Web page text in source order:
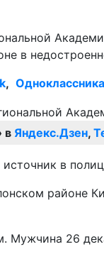
в
,
в Яндекс.Дзен,
в
районе
26